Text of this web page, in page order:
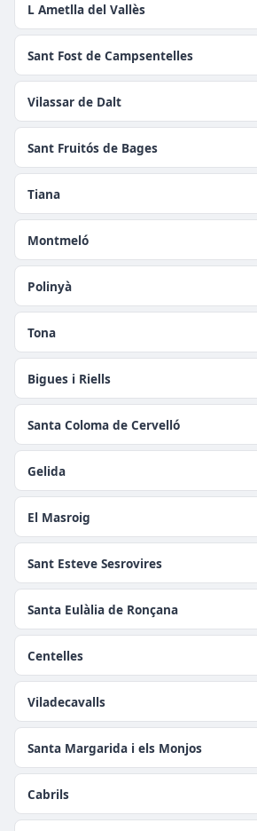
L Ametlla del Vallès
Sant Fost de Campsentelles
Vilassar de Dalt
Sant Fruitós de Bages
Tiana
Montmeló
Polinyà
Tona
Bigues i Riells
Santa Coloma de Cervelló
Gelida
El Masroig
Sant Esteve Sesrovires
Santa Eulàlia de Ronçana
Centelles
Viladecavalls
Santa Margarida i els Monjos
Cabrils